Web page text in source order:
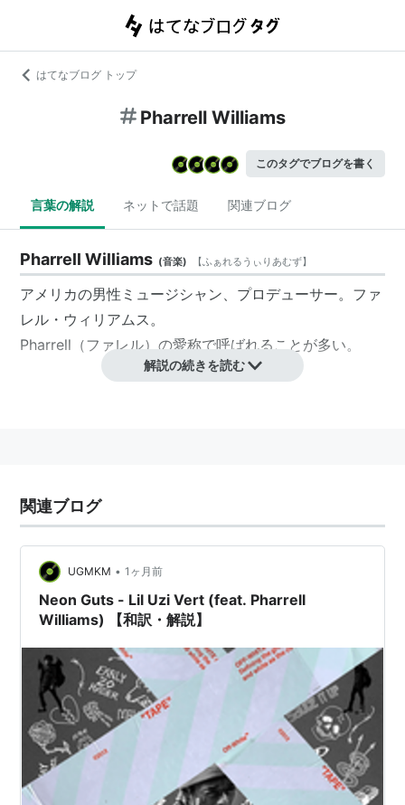
はてなブログ トップ
Pharrell Williams
このタグでブログを書く
言葉の解説 ネットで話題 関連ブログ
Pharrell Williams (音楽) 【ふぁれるうぃりあむず】
アメリカの男性ミュージシャン、プロデューサー。ファ
レル・ウィリアムス。
Pharrell （ファレル）の愛称で呼ばれることが多い。
プロフィール
Neptunes」を結成する。またHugoと幼なじみであった
Shay Haleyと共にロック・ファンク・ヒップホップバ
ンド「N.E.R.D.」を結成する。
2006年、ソロアルバム「In My Mind」でソロ活動を開
始。
2013年10月12日、モデル兼デザイナーであるHelen
Lasichanhと婚約。
Neptunes Presents Clones
アーティスト: Various Artists
出版社/メーカー:
発売日:2003/08/28
解説の続きを読む
関連ブログ
UGMKM • 1ヶ月前
Neon Guts - Lil Uzi Vert (feat. Pharrell
Williams) 【和訳・解説】